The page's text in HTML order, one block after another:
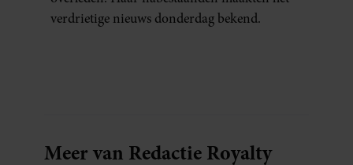
verdrietige nieuws donderdag bekend.
Meer van Redactie Royalty